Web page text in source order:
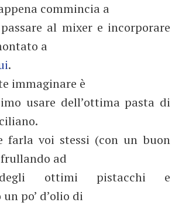
commincia a
al mixer e incorporare
a
.
immaginare è
usare dell’ottima pasta di
farla voi stessi (con un buon
ad
ottimi pistacchi e
po’ d’olio di